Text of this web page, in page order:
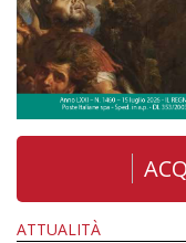
ATTUALITÀ